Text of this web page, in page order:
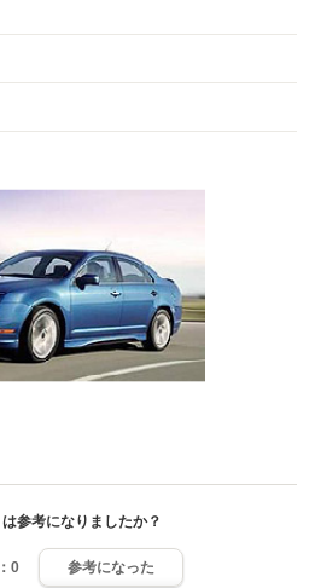
参考になりましたか？
0 参考になった